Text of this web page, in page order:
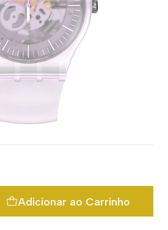
Adicionar ao Carrinho